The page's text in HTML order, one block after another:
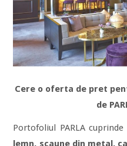
Cere o oferta de pret
de
Portofoliul PARLA
lemn, scaune din metal,